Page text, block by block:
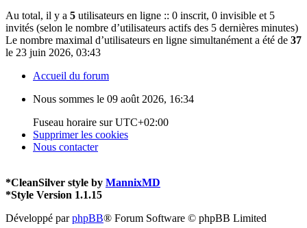
Au total, il y a 5 utilisateurs en ligne :: 0 inscrit, 0 invisible et 5
invités (selon le nombre d’utilisateurs actifs des 5 dernières minutes)
Le nombre maximal d’utilisateurs en ligne simultanément a été de 37
le 23 juin 2026, 03:43
Accueil du forum
Nous sommes le 09 août 2026, 16:34
Fuseau horaire surUTC+02:00
Supprimer les cookies
Nous contacter
*CleanSilver style by MannixMD
*Style Version 1.1.15
Développé parphpBB® Forum Software © phpBB Limited